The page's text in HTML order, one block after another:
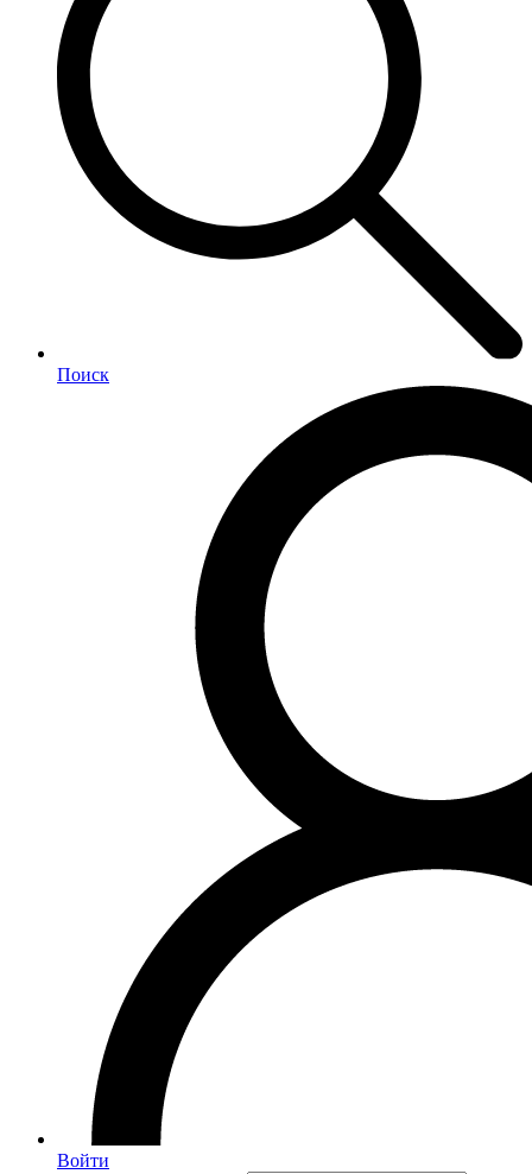
Поиск
Войти